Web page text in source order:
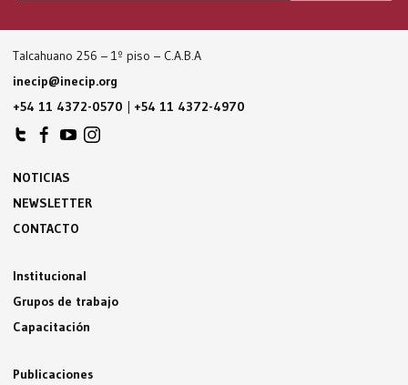
Talcahuano 256 – 1º piso – C.A.B.A
inecip@inecip.org
+54 11 4372-0570 | +54 11 4372-4970
NOTICIAS
NEWSLETTER
CONTACTO
Institucional
Grupos de trabajo
Capacitación
Publicaciones